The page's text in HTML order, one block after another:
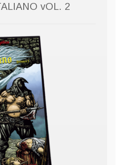
vOL. 2